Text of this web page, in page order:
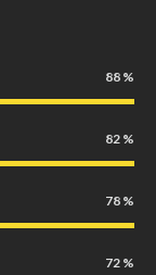
88
82
78
72